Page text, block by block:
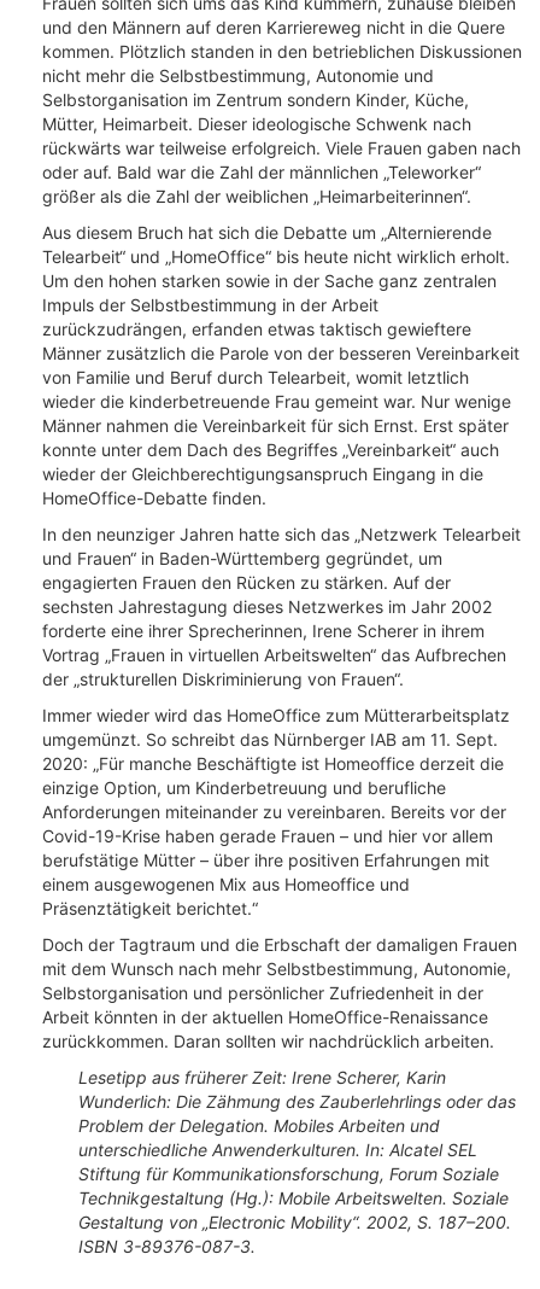
und den Männern auf deren Karriereweg nicht in die Quere
kommen. Plötzlich standen in den betrieblichen Diskussionen
nicht mehr die Selbstbestimmung, Autonomie und
Selbstorganisation im Zentrum sondern Kinder, Küche,
Mütter, Heimarbeit. Dieser ideologische Schwenk nach
rückwärts war teilweise erfolgreich. Viele Frauen gaben nach
oder auf. Bald war die Zahl der männlichen „Teleworker“
größer als die Zahl der weiblichen „Heimarbeiterinnen“.
Aus diesem Bruch hat sich die Debatte um „Alternierende
Telearbeit“ und „HomeOffice“ bis heute nicht wirklich erholt.
Um den hohen starken sowie in der Sache ganz zentralen
Impuls der Selbstbestimmung in der Arbeit
zurückzudrängen, erfanden etwas taktisch gewieftere
Männer zusätzlich die Parole von der besseren Vereinbarkeit
von Familie und Beruf durch Telearbeit, womit letztlich
wieder die kinderbetreuende Frau gemeint war. Nur wenige
Männer nahmen die Vereinbarkeit für sich Ernst. Erst später
konnte unter dem Dach des Begriffes „Vereinbarkeit“ auch
wieder der Gleichberechtigungsanspruch Eingang in die
HomeOffice-Debatte finden.
In den neunziger Jahren hatte sich das „Netzwerk Telearbeit
und Frauen“ in Baden-Württemberg gegründet, um
engagierten Frauen den Rücken zu stärken. Auf der
sechsten Jahrestagung dieses Netzwerkes im Jahr 2002
forderte eine ihrer Sprecherinnen, Irene Scherer in ihrem
Vortrag „Frauen in virtuellen Arbeitswelten“ das Aufbrechen
der „strukturellen Diskriminierung von Frauen“.
Immer wieder wird das HomeOffice zum Mütterarbeitsplatz
umgemünzt. So schreibt das Nürnberger IAB am 11. Sept.
2020: „Für manche Beschäftigte ist Homeoffice derzeit die
einzige Option, um Kinderbetreuung und berufliche
Anforderungen miteinander zu vereinbaren. Bereits vor der
Covid-19-Krise haben gerade Frauen – und hier vor allem
berufstätige Mütter – über ihre positiven Erfahrungen mit
einem ausgewogenen Mix aus Homeoffice und
Präsenztätigkeit berichtet.“
Doch der Tagtraum und die Erbschaft der damaligen Frauen
mit dem Wunsch nach mehr Selbstbestimmung, Autonomie,
Selbstorganisation und persönlicher Zufriedenheit in der
Arbeit könnten in der aktuellen HomeOffice-Renaissance
zurückkommen. Daran sollten wir nachdrücklich arbeiten.
Lesetipp aus früherer Zeit: Irene Scherer, Karin
Wunderlich: Die Zähmung des Zauberlehrlings oder das
Problem der Delegation. Mobiles Arbeiten und
unterschiedliche Anwenderkulturen. In: Alcatel SEL
Stiftung für Kommunikationsforschung, Forum Soziale
Technikgestaltung (Hg.): Mobile Arbeitswelten. Soziale
Gestaltung von „Electronic Mobility“. 2002, S. 187–200.
ISBN 3-89376-087-3.